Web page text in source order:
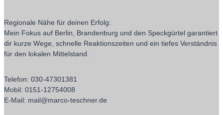
Regionale Nähe für deinen Erfolg:
Mein Fokus auf Berlin, Brandenburg und den Speckgürtel garantiert
dir kurze Wege, schnelle Reaktionszeiten und ein tiefes Verständnis
für den lokalen Mittelstand.
Telefon: 030-47301381
Mobil: 0151-12754008
E-Mail: mail@marco-teschner.de